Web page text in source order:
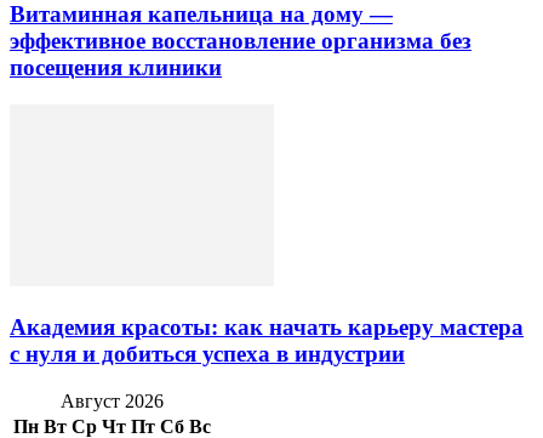
Витаминная капельница на дому —
эффективное восстановление организма без
посещения клиники
Академия красоты: как начать карьеру мастера
с нуля и добиться успеха в индустрии
Август 2026
Пн Вт Ср Чт Пт Сб Вс